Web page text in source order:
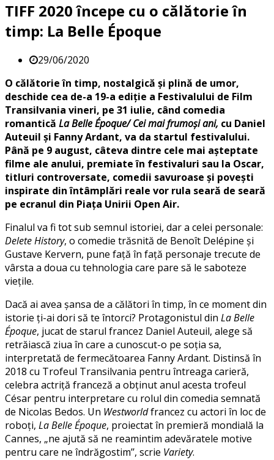
TIFF 2020 începe cu o călătorie în
timp: La Belle Époque
29/06/2020
O călătorie în timp, nostalgică și plină de umor,
deschide cea de-a 19-a ediție a Festivalului de Film
Transilvania vineri, pe 31 iulie, când comedia
romantică La Belle Époque/ Cei mai frumoși ani, cu Daniel
Auteuil și Fanny Ardant, va da startul festivalului.
Până pe 9 august, câteva dintre cele mai așteptate
filme ale anului, premiate în festivaluri sau la Oscar,
titluri controversate, comedii savuroase și povești
inspirate din întâmplări reale vor rula seară de seară
pe ecranul din Piața Unirii Open Air.
Finalul va fi tot sub semnul istoriei, dar a celei personale:
Delete History, o comedie trăsnită de Benoît Delépine și
Gustave Kervern, pune față în față personaje trecute de
vârsta a doua cu tehnologia care pare să le saboteze
viețile.
Dacă ai avea șansa de a călători în timp, în ce moment din
istorie ți-ai dori să te întorci? Protagonistul din La Belle
Époque, jucat de starul francez Daniel Auteuil, alege să
retrăiască ziua în care a cunoscut-o pe soția sa,
interpretată de fermecătoarea Fanny Ardant. Distinsă în
2018 cu Trofeul Transilvania pentru întreaga carieră,
celebra actriță franceză a obținut anul acesta trofeul
César pentru interpretare cu rolul din comedia semnată
de Nicolas Bedos. Un Westworldfrancez cu actori în loc de
roboți, La Belle Époque, proiectat în premieră mondială la
Cannes, „ne ajută să ne reamintim adevăratele motive
pentru care ne îndrăgostim’’, scrie Variety.